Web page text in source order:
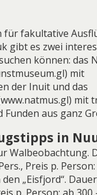
für fakultative
gibt es zwei
können: das
mit
der Inuit und das
mit
Funden aus ganz
in
Walbeobachtung.
Preis p.
„Eisfjord“. Dauer